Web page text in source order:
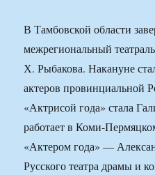
В Тамбовской области
межрегиональный
Х. Рыбакова. Накануне
актеров провинциальной
«Актрисой года» стала
работает в Коми-
«Актером года» —
Русского театра драмы и